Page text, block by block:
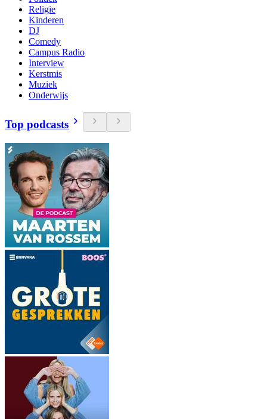
Religie
Kinderen
DJ
Comedy
Campus Radio
Interview
Kerstmis
Muziek
Onderwijs
Top podcasts